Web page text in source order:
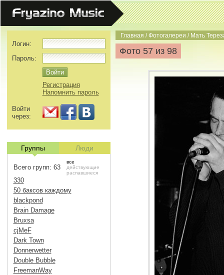
Главная /Фотогалереи / Мать
Фото 57 из 98
Логин:
Пароль:
Регистрация
Напомнить пароль
Войти
через:
Группы Люди
Всего групп: 63
все
действующие
распавшиеся
330
50 баксов каждому
blackpond
Brain Damage
Bruxsa
cjMeF
Dark Town
Donnerwetter
Double Bubble
FreemanWay